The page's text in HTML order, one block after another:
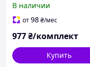
комплект [1691493]
Fashion Jewelry
В наличии
от98₴/мес
977₴/комплект
Купить